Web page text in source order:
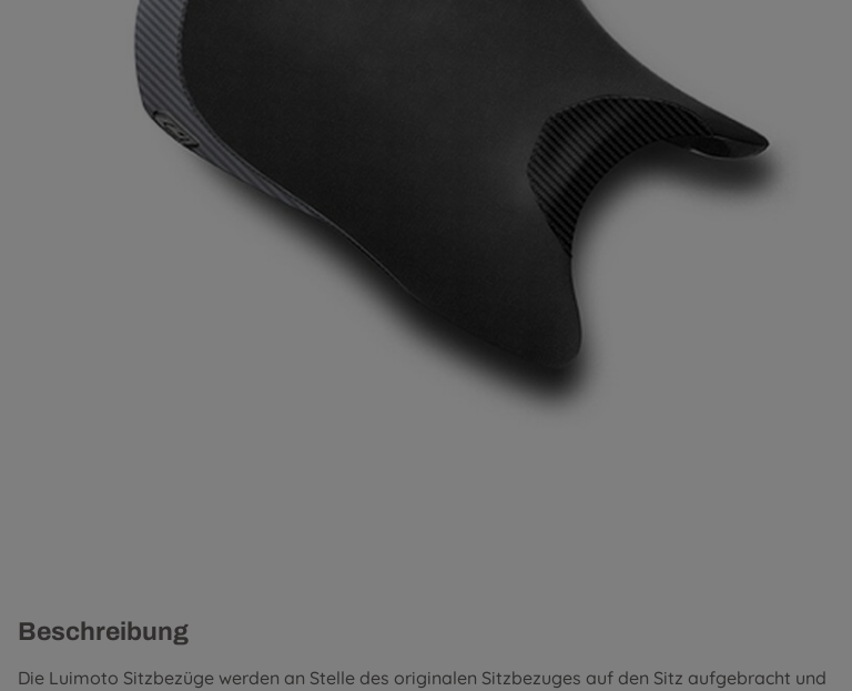
Beschreibung
Die Luimoto Sitzbezüge werden an Stelle des originalen Sitzbezuges auf den Sitz aufgebracht und